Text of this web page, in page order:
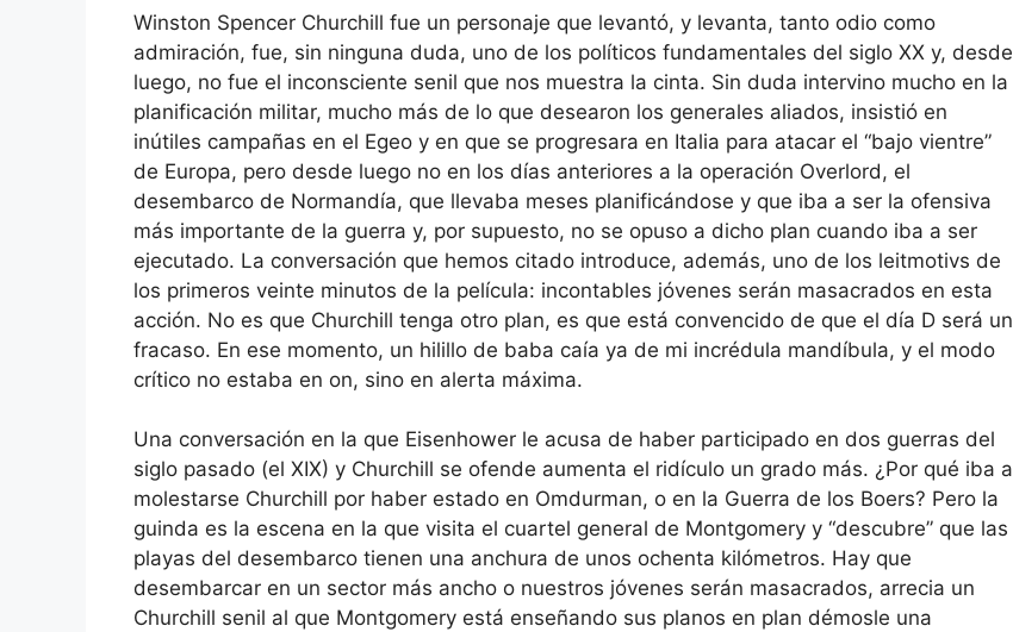
Winston Spencer Churchill fue un personaje que levantó, y levanta, tanto odio como
admiración, fue, sin ninguna duda, uno de los políticos fundamentales del siglo XX y, desde
luego, no fue el inconsciente senil que nos muestra la cinta. Sin duda intervino mucho en la
planificación militar, mucho más de lo que desearon los generales aliados, insistió en
inútiles campañas en el Egeo y en que se progresara en Italia para atacar el “bajo vientre”
de Europa, pero desde luego no en los días anteriores a la operación Overlord, el
desembarco de Normandía, que llevaba meses planificándose y que iba a ser la ofensiva
más importante de la guerra y, por supuesto, no se opuso a dicho plan cuando iba a ser
ejecutado. La conversación que hemos citado introduce, además, uno de los leitmotivs de
los primeros veinte minutos de la película: incontables jóvenes serán masacrados en esta
acción. No es que Churchill tenga otro plan, es que está convencido de que el día D será un
fracaso. En ese momento, un hilillo de baba caía ya de mi incrédula mandíbula, y el modo
crítico no estaba en on, sino en alerta máxima.
Una conversación en la que Eisenhower le acusa de haber participado en dos guerras del
siglo pasado (el XIX) y Churchill se ofende aumenta el ridículo un grado más. ¿Por qué iba a
molestarse Churchill por haber estado en Omdurman, o en la Guerra de los Boers? Pero la
guinda es la escena en la que visita el cuartel general de Montgomery y “descubre” que las
playas del desembarco tienen una anchura de unos ochenta kilómetros. Hay que
desembarcar en un sector más ancho o nuestros jóvenes serán masacrados, arrecia un
Churchill senil al que Montgomery está enseñando sus planos en plan démosle una